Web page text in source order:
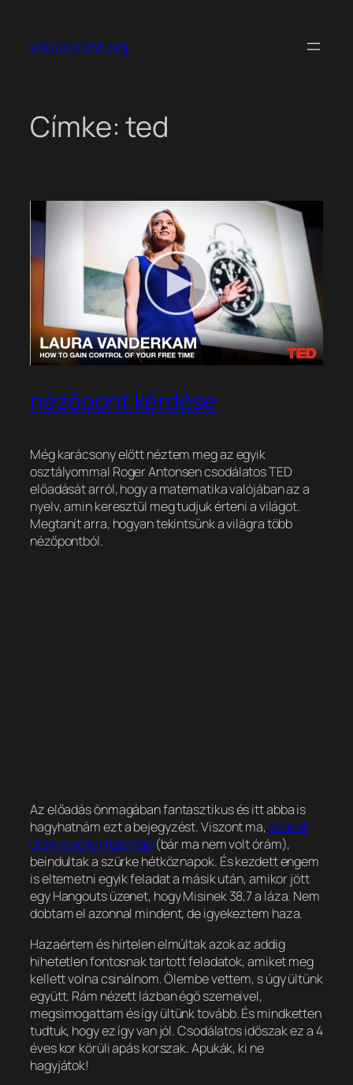
tartalomhoz
kobak pont org
Címke:ted
nézőpont kérdése
Még karácsony előtt néztem meg az egyik
osztályommal Roger Antonsen csodálatos TED
előadását arról, hogy a matematika valójában az a
nyelv, amin keresztül meg tudjuk érteni a világot.
Megtanít arra, hogyan tekintsünk a világra több
nézőpontból.
Az előadás önmagában fantasztikus és itt abba is
hagyhatnám ezt a bejegyzést. Viszont ma, szünet
utáni első tanítási nap(bár ma nem volt órám),
beindultak a szürke hétköznapok. És kezdett engem
is eltemetni egyik feladat a másik után, amikor jött
egy Hangouts üzenet, hogy Misinek 38,7 a láza. Nem
dobtam el azonnal mindent, de igyekeztem haza.
Hazaértem és hirtelen elmúltak azok az addig
hihetetlen fontosnak tartott feladatok, amiket meg
kellett volna csinálnom. Ölembe vettem, s úgy ültünk
együtt. Rám nézett lázban égő szemeivel,
megsimogattam és így ültünk tovább. És mindketten
tudtuk, hogy ez így van jól. Csodálatos időszak ez a 4
éves kor körüli apás korszak. Apukák, ki ne
hagyjátok!